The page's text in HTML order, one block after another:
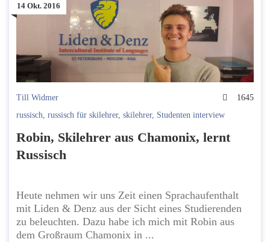
14 Okt. 2016
Till Widmer
1645
russisch, russisch für skilehrer, skilehrer, Studenten interview
Robin, Skilehrer aus Chamonix, lernt
Russisch
Heute nehmen wir uns Zeit einen Sprachaufenthalt
mit Liden & Denz aus der Sicht eines Studierenden
zu beleuchten. Dazu habe ich mich mit Robin aus
dem Großraum Chamonix in ...